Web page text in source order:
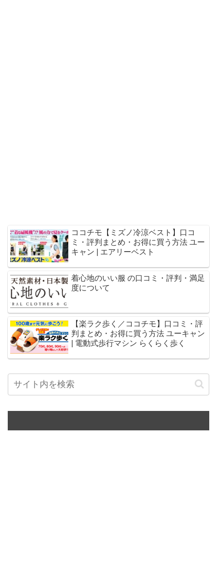
ココチモ【ミズノ冷涼ベスト】口コ
ミ・評判まとめ・お得に買う方法 ユー
キャン | エアリーベスト
着心地のいい服 の口コミ・評判・満足
度について
【楽ラク歩く／ココチモ】口コミ・評
判まとめ・お得に買う方法 ユーキャン
| 電動式歩行マシン らくらく歩く